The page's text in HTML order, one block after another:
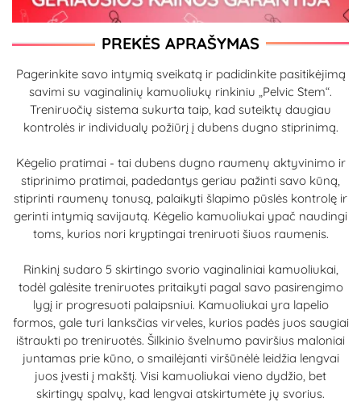
PREKĖS APRAŠYMAS
Pagerinkite savo intymią sveikatą ir padidinkite pasitikėjimą
savimi su vaginalinių kamuoliukų rinkiniu „Pelvic Stem“.
Treniruočių sistema sukurta taip, kad suteiktų daugiau
kontrolės ir individualų požiūrį į dubens dugno stiprinimą.
Kėgelio pratimai - tai dubens dugno raumenų aktyvinimo ir
stiprinimo pratimai, padedantys geriau pažinti savo kūną,
stiprinti raumenų tonusą, palaikyti šlapimo pūslės kontrolę ir
gerinti intymią savijautą. Kėgelio kamuoliukai ypač naudingi
toms, kurios nori kryptingai treniruoti šiuos raumenis.
Rinkinį sudaro 5 skirtingo svorio vaginaliniai kamuoliukai,
todėl galėsite treniruotes pritaikyti pagal savo pasirengimo
lygį ir progresuoti palaipsniui. Kamuoliukai yra lapelio
formos, gale turi lanksčias virveles, kurios padės juos saugiai
ištraukti po treniruotės. Šilkinio švelnumo paviršius maloniai
juntamas prie kūno, o smailėjanti viršūnėlė leidžia lengvai
juos įvesti į makštį. Visi kamuoliukai vieno dydžio, bet
skirtingų spalvų, kad lengvai atskirtumėte jų svorius.